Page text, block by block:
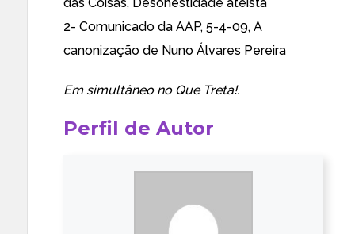
2- Comunicado da AAP, 5-4-09, A
canonização de Nuno Álvares Pereira
Em simultâneo no Que Treta!.
Perfil de Autor